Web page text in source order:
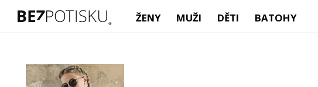
ŽENY MUŽI DĚTI BATOHY